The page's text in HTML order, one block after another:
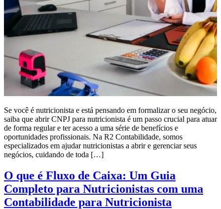
Se você é nutricionista e está pensando em formalizar o seu negócio,
saiba que abrir CNPJ para nutricionista é um passo crucial para atuar
de forma regular e ter acesso a uma série de benefícios e
oportunidades profissionais. Na R2 Contabilidade, somos
especializados em ajudar nutricionistas a abrir e gerenciar seus
negócios, cuidando de toda […]
O que é Fluxo de Caixa: Um Guia
Completo para Nutricionistas com uma
Contabilidade para Nutricionista